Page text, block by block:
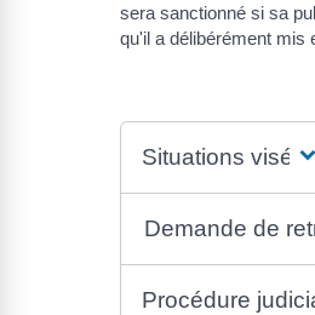
sera sanctionné si sa
qu'il a délibérément mis
Situations visées
Demande de
Procédure